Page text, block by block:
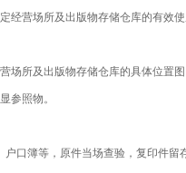
经营场所及出版物存储仓库的有效
场所及出版物存储仓库的具体位置
参照物。
口簿等，原件当场查验，复印件留